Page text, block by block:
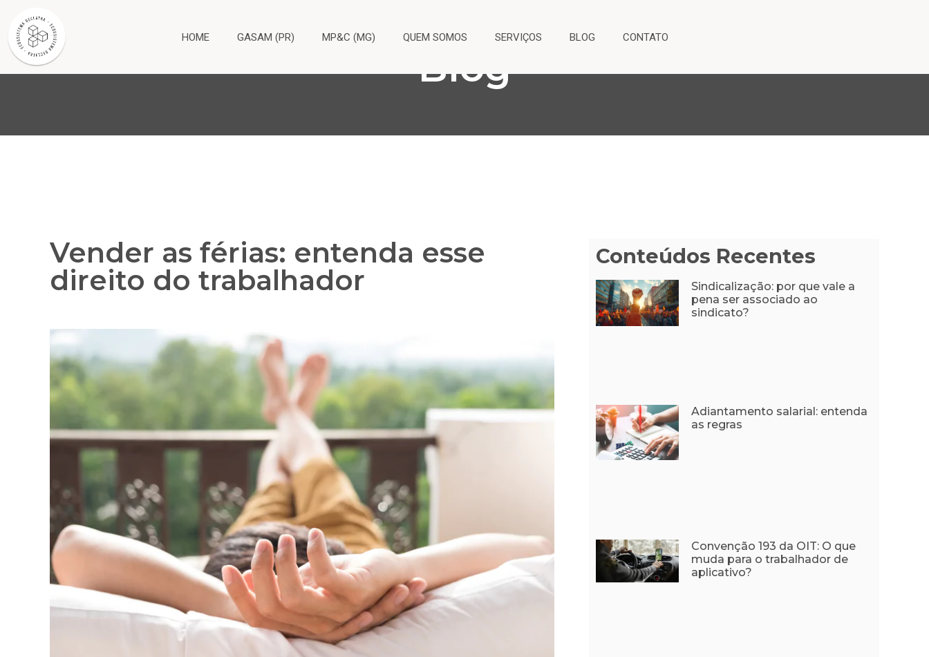
HOME GASAM (PR) MP&C (MG) QUEM SOMOS SERVIÇOS BLOG CONTATO
Blog
Vender as férias: entenda esse
direito do trabalhador
Conteúdos Recentes
Sindicalização: por que vale a
pena ser associado ao
sindicato?
Adiantamento salarial: entenda
as regras
Convenção 193 da OIT: O que
muda para o trabalhador de
aplicativo?